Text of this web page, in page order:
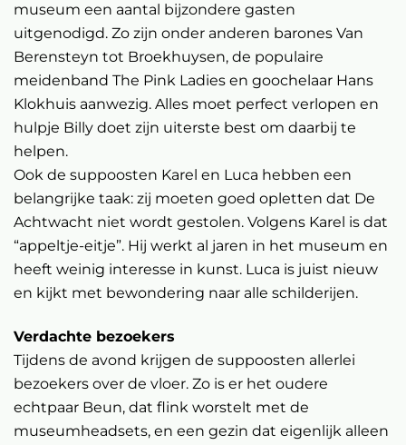
museum een aantal bijzondere gasten
uitgenodigd. Zo zijn onder anderen barones Van
Berensteyn tot Broekhuysen, de populaire
meidenband The Pink Ladies en goochelaar Hans
Klokhuis aanwezig. Alles moet perfect verlopen en
hulpje Billy doet zijn uiterste best om daarbij te
helpen.
Ook de suppoosten Karel en Luca hebben een
belangrijke taak: zij moeten goed opletten dat De
Achtwacht niet wordt gestolen. Volgens Karel is dat
“appeltje-eitje”. Hij werkt al jaren in het museum en
heeft weinig interesse in kunst. Luca is juist nieuw
en kijkt met bewondering naar alle schilderijen.
Verdachte bezoekers
Tijdens de avond krijgen de suppoosten allerlei
bezoekers over de vloer. Zo is er het oudere
echtpaar Beun, dat flink worstelt met de
museumheadsets, en een gezin dat eigenlijk alleen